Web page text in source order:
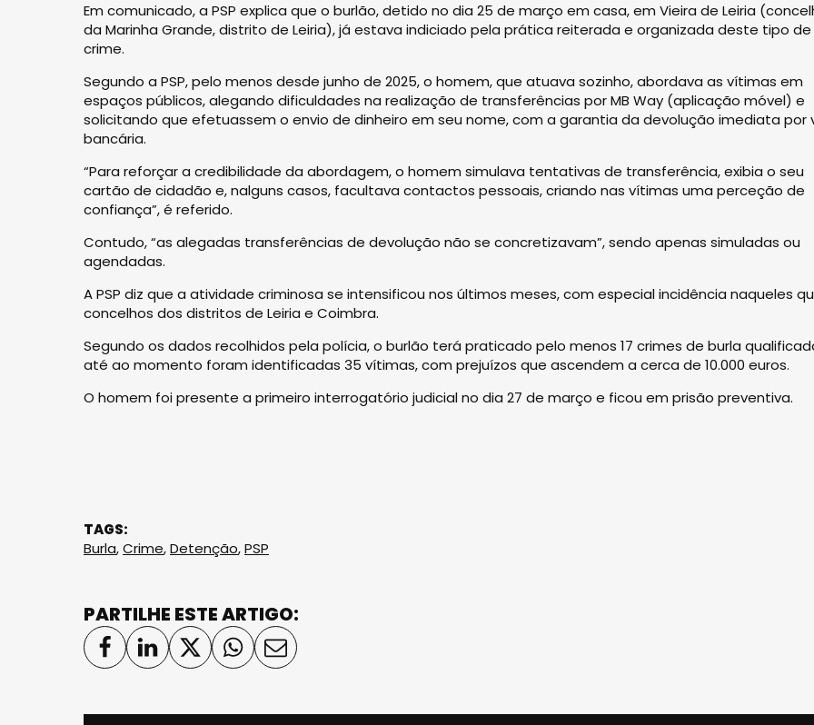
Em comunicado, a PSP explica que o burlão, detido no dia 25 de março em casa, em Vieira de Leiria
da Marinha Grande, distrito de Leiria), já estava indiciado pela prática reiterada e organizada deste tipo de
crime.
Segundo a PSP, pelo menos desde junho de 2025, o homem, que atuava sozinho, abordava as vítimas em
espaços públicos, alegando dificuldades na realização de transferências por MB Way (aplicação móvel) e
solicitando que efetuassem o envio de dinheiro em seu nome, com a garantia da devolução imediata por
bancária.
“Para reforçar a credibilidade da abordagem, o homem simulava tentativas de transferência, exibia o seu
cartão de cidadão e, nalguns casos, facultava contactos pessoais, criando nas vítimas uma perceção de
confiança”, é referido.
Contudo, “as alegadas transferências de devolução não se concretizavam”, sendo apenas simuladas ou
agendadas.
A PSP diz que a atividade criminosa se intensificou nos últimos meses, com especial incidência naqueles
concelhos dos distritos de Leiria e Coimbra.
Segundo os dados recolhidos pela polícia, o burlão terá praticado pelo menos 17 crimes de burla
até ao momento foram identificadas 35 vítimas, com prejuízos que ascendem a cerca de 10.000 euros.
O homem foi presente a primeiro interrogatório judicial no dia 27 de março e ficou em prisão preventiva.
TAGS:
Burla,Crime,Detenção,PSP
PARTILHE ESTE ARTIGO: